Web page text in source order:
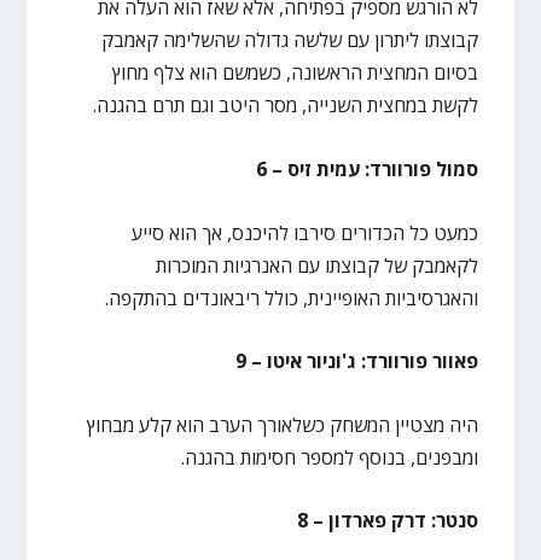
לא הורגש מספיק בפתיחה, אלא שאז הוא העלה את
קבוצתו ליתרון עם שלשה גדולה שהשלימה קאמבק
בסיום המחצית הראשונה, כשמשם הוא צלף מחוץ
לקשת במחצית השנייה, מסר היטב וגם תרם בהגנה.
סמול פורוורד: עמית זיס – 6
כמעט כל הכדורים סירבו להיכנס, אך הוא סייע
לקאמבק של קבוצתו עם האנרגיות המוכרות
והאגרסיביות האופיינית, כולל ריבאונדים בהתקפה.
פאוור פורוורד: ג'וניור איטו – 9
היה מצטיין המשחק כשלאורך הערב הוא קלע מבחוץ
ומבפנים, בנוסף למספר חסימות בהגנה.
סנטר: דרק פארדון – 8